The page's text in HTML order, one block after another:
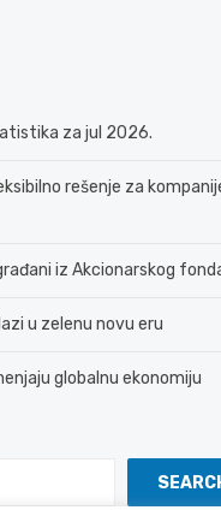
za jul 2026.
rešenje za
iz Akcionarskog
u zelenu novu eru
globalnu ekonomiju